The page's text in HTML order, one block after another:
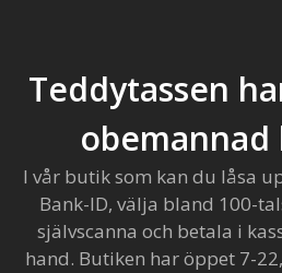
Teddytassen
obemannad
I vår butik som kan du låsa
Bank-ID, välja bland 100-
självscanna och betala i
hand. Butiken har öppet 7-